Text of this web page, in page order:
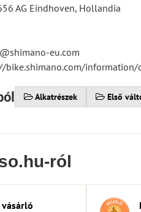
AG Eindhoven, Hollandia
eu.com
bike.shimano.com/
Alkatrészek Első
ról